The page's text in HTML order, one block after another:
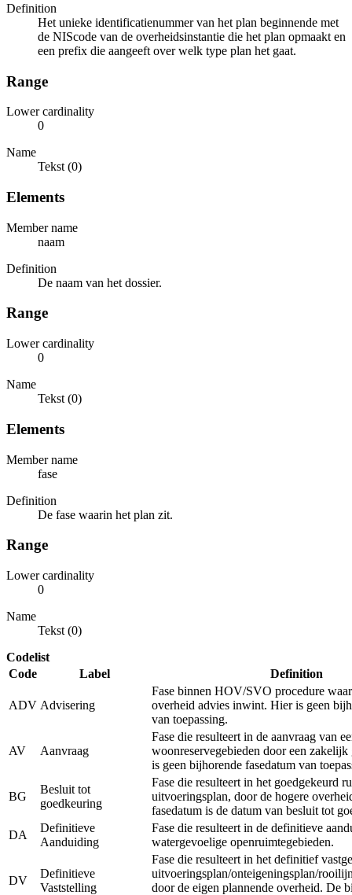
Definition
Het unieke identificatienummer van het plan beginnende met
de NIScode van de overheidsinstantie die het plan opmaakt en
een prefix die aangeeft over welk type plan het gaat.
Range
Lower cardinality
0
Name
Tekst (0)
Elements
Member name
naam
Definition
De naam van het dossier.
Range
Lower cardinality
0
Name
Tekst (0)
Elements
Member name
fase
Definition
De fase waarin het plan zit.
Range
Lower cardinality
0
Name
Tekst (0)
Codelist
Code
Label Definition
ADV Advisering
Fase binnen HOV/SVO procedure
overheid advies inwint. Hier is geen
van toepassing.
AV Aanvraag
Fase die resulteert in de aanvraag van
woonreservegebieden door een
is geen bijhorende fasedatum van
BG
Besluit tot
goedkeuring
Fase die resulteert in het goedgekeurd
uitvoeringsplan, door de hogere
fasedatum is de datum van besluit tot
DA
Definitieve
Aanduiding
Fase die resulteert in de definitieve
watergevoelige openruimtegebieden.
DV
Definitieve
Vaststelling
Fase die resulteert in het definitief
uitvoeringsplan/onteigeningsplan/
door de eigen plannende overheid. De